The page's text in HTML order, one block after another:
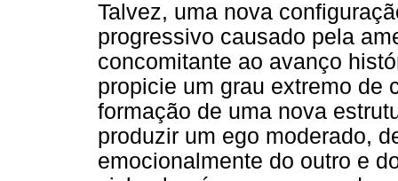
Talvez, uma nova
progressivo causado pela
concomitante ao avanço
propicie um grau extremo de
formação de uma nova
produzir um ego moderado,
emocionalmente do outro e